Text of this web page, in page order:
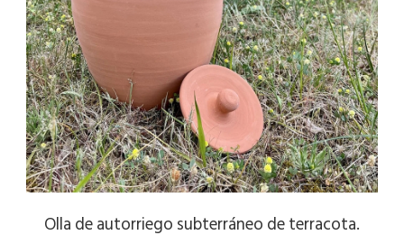
Olla de autorriego subterráneo de terracota.